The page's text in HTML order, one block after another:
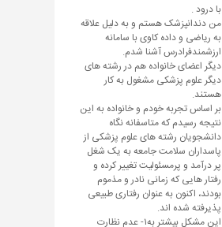
با درود .
من دندانپزشک هستم و به دلیل علاقه
به ریاضی و داده کاوی با سامانه
ارزشمندفرادرس آشنا شدم.
دیگر اعضای خانواده هم در رشته های
دیگر علوم پزشکی مشغول به کار
هستند.
بر اساس تجربه خودم و خانواده به این
نتیجه رسیدم که متاسفانه نگاه
دانشجویان رشته های علوم پزشکی از
پاسداران سلامت جامعه به یک شغل
پر درآمد و پرمسئولیت تغییر کرده و
رفتار هایی که زمانی نادر و مذموم
بودند، اکنون به عنوان رفتاری طبیعی
پذیرفته شده اند.
این مشکل بیشتر به۱- عدم نظارت